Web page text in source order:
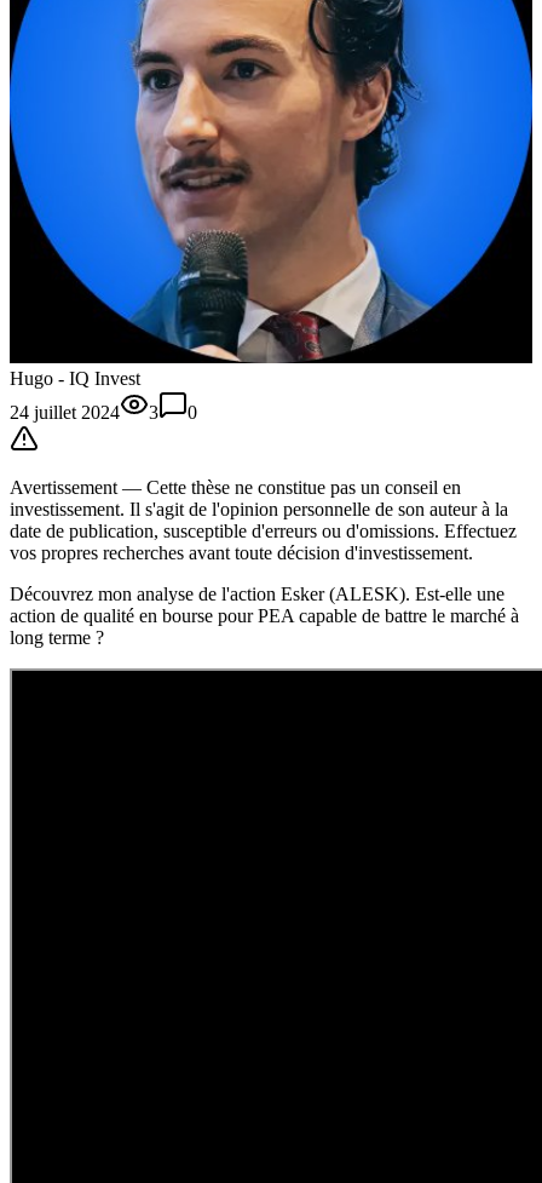
Hugo - IQ Invest
24 juillet 2024
3 0
Avertissement — Cette thèse ne constitue pas un conseil en
investissement. Il s'agit de l'opinion personnelle de son auteur à la
date de publication, susceptible d'erreurs ou d'omissions. Effectuez
vos propres recherches avant toute décision d'investissement.
Découvrez mon analyse de l'action Esker (ALESK). Est-elle une
action de qualité en bourse pour PEA capable de battre le marché à
long terme ?